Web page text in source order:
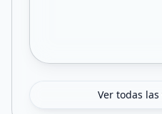
Ver todas